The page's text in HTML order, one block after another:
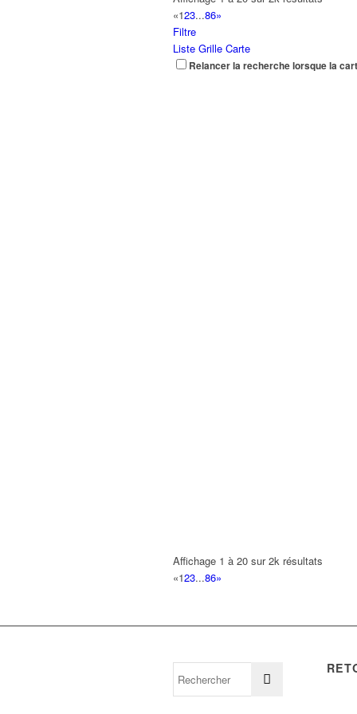
«123...86»
Filtre
Liste Grille Carte
Relancer la recherche lorsque la
Affichage 1 à 20 sur 2k résultats
«123...86»